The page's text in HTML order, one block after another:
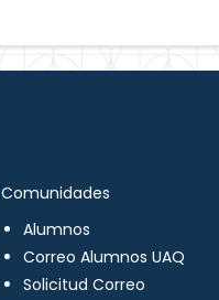
Comunidades
Alumnos
Correo Alumnos UAQ
Solicitud Correo